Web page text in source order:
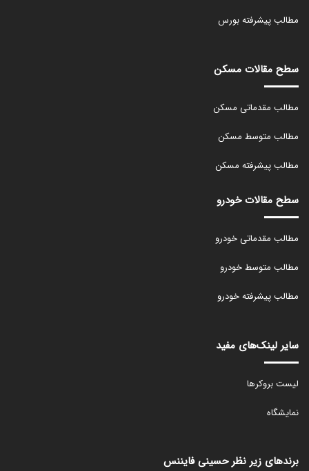
مطالب پیشرفته بورس
سطح مقالات مسکن
مطالب مقدماتی مسکن
مطالب متوسط مسکن
مطالب پیشرفته مسکن
سطح مقالات خودرو
مطالب مقدماتی خودرو
مطالب متوسط خودرو
مطالب پیشرفته خودرو
سایر لینک‌های مفید
لیست بروکرها
نمایشگاه
برندهای زیر نظر حسینی فایننس